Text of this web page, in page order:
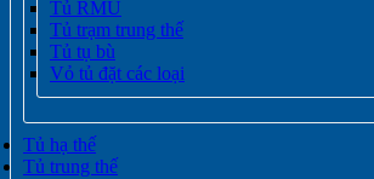
Tủ RMU
Tủ trạm trung thế
Tủ tụ bù
Vỏ tủ đặt các loại
Tủ hạ thế
Tủ trung thế